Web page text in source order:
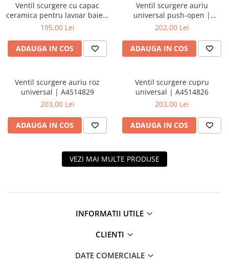
Ventil scurgere cu capac
ceramica pentru lavoar baie |
6397L003-0159
195,00 Lei
ADAUGA IN COS
Ventil scurgere auriu
universal push-open |
A4514923
202,00 Lei
ADAUGA IN COS
Ventil scurgere auriu roz
universal | A4514829
203,00 Lei
ADAUGA IN COS
Ventil scurgere cupru
universal | A4514826
203,00 Lei
ADAUGA IN COS
VEZI MAI MULTE PRODUSE
INFORMATII UTILE
CLIENTI
DATE COMERCIALE